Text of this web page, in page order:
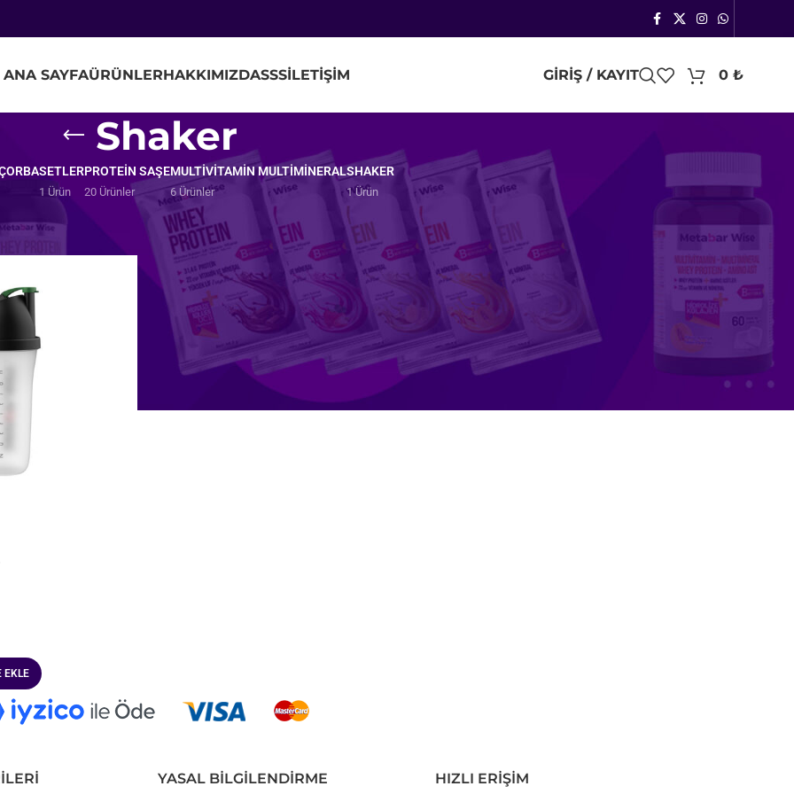
ANA SAYFAÜRÜNLERHAKKIMIZDASSSİLETİŞİM GIRIŞ / KAYIT 0 ₺
Shaker
SETLER
1 Ürün
PROTEIN SAŞE
20 Ürünler
MULTIVITAMIN MULTIMINERAL
6 Ürünler
SHAKER
1 Ürün
EKLE
YASAL BİLGİLENDİRME HIZLI ERİŞİM